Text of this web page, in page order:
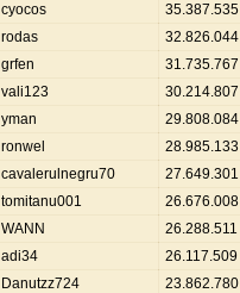
cyocos 35.387.535
rodas 32.826.044
grfen 31.735.767
vali123 30.214.807
yman 29.808.084
ronwel 28.985.133
cavalerulnegru70 27.649.301
tomitanu001 26.676.008
WANN 26.288.511
adi34 26.117.509
Danutzz724 23.862.780